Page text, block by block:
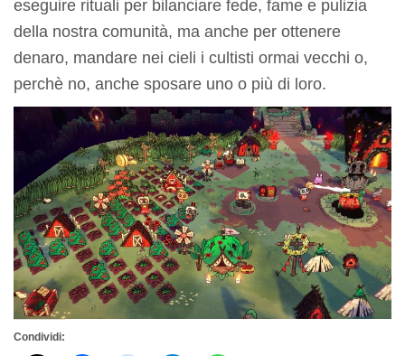
eseguire rituali per bilanciare fede, fame e pulizia
della nostra comunità, ma anche per ottenere
denaro, mandare nei cieli i cultisti ormai vecchi o,
perchè no, anche sposare uno o più di loro.
Condividi: